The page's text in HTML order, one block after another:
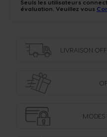
Seuls les utilisateurs
évaluation. Veuillez vous
LIVRAISON
MODES